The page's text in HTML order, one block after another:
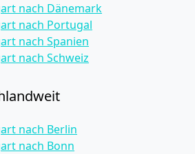
nach Dänemark
nach Portugal
nach Spanien
nach Schweiz
nach Berlin
nach Bonn